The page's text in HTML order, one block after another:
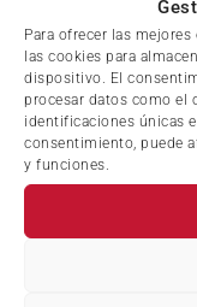
Para ofrecer las
las cookies para
dispositivo. El
procesar datos como el
identificaciones únicas
consentimiento, puede
y funciones.
LA CÁMARA
PREMIA A
DEMO DAY DE
23 julio, 2026